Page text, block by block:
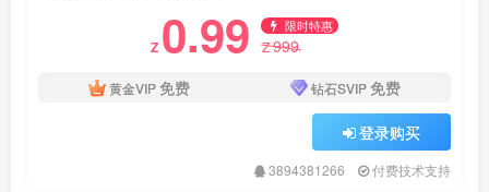
Z 0.99 限时特惠
Z999
黄金VIP免费 钻石SVIP免费
登录购买
3894381266 付费技术支持